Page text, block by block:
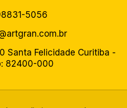
5056
Santa Felicidade Curitiba -
82400-000